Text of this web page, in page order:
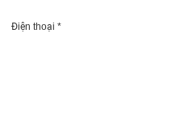
Điện thoại *